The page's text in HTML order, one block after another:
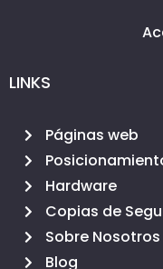
LINKS
Páginas web
Hardware
Copias de
Sobre Nosotros
Blog